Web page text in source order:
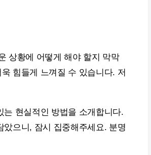
상황에 어떻게 해야 할지 막막
힘들게 느껴질 수 있습니다. 저
현실적인 방법을 소개합니다.
으니, 잠시 집중해주세요. 분명